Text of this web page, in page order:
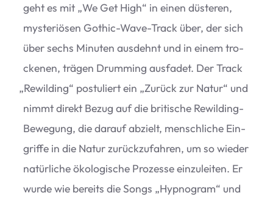
geht es mit „We Get High“ in einen düs­te­ren,
mys­te­riö­sen Gothic-Wave-Track über, der sich
über sechs Minu­ten aus­dehnt und in einem tro­
cke­nen, trä­gen Drum­ming aus­fa­det. Der Track
„Rewil­ding“ pos­tu­liert ein „Zurück zur Natur“ und
nimmt direkt Bezug auf die bri­ti­sche Rewil­ding-
Bewe­gung, die dar­auf abzielt, mensch­li­che Ein­
griffe in die Natur zurück­zu­fah­ren, um so wie­der
natür­li­che öko­lo­gi­sche Pro­zesse ein­zu­lei­ten. Er
wurde wie bereits die Songs „Hyp­no­gram“ und